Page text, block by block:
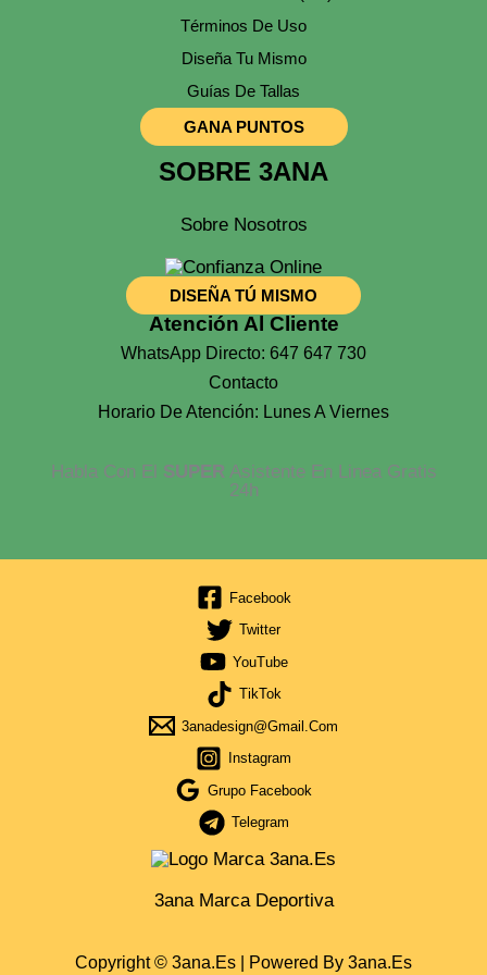
Términos De Uso
Diseña Tu Mismo
Guías De Tallas
GANA PUNTOS
SOBRE 3ANA
Sobre Nosotros
DISEÑA TÚ MISMO
Atención Al Cliente
WhatsApp Directo: 647 647 730
Contacto
Horario De Atención: Lunes A Viernes
Habla Con El SUPERAsistente En Linea Gratis
24h
Facebook
Twitter
YouTube
TikTok
3anadesign@gmail.com
Instagram
Grupo Facebook
Telegram
3ana Marca Deportiva
Copyright © 3ana.es | Powered By 3ana.es